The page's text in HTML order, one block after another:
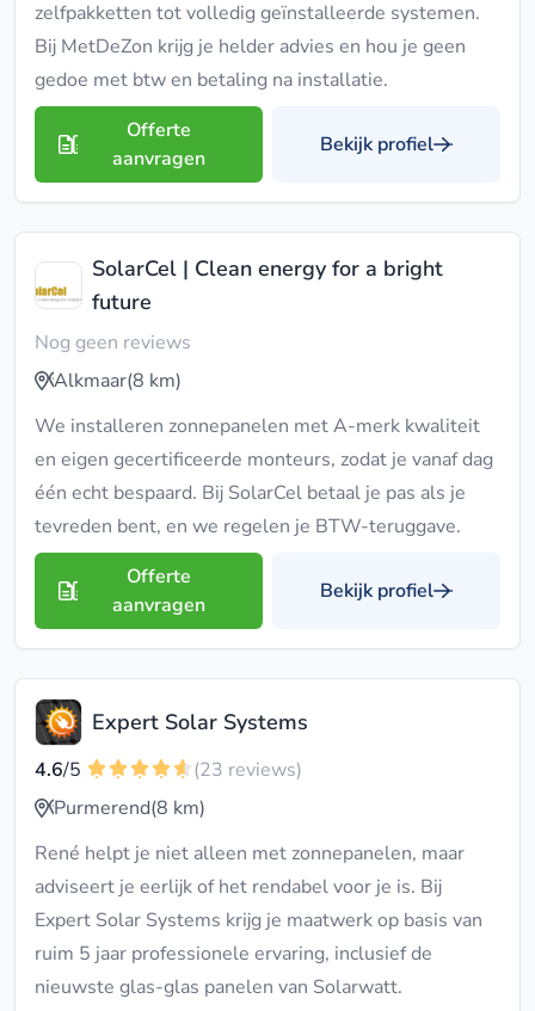
zelfpakketten tot volledig geïnstalleerde systemen.
Bij MetDeZon krijg je helder advies en hou je geen
gedoe met btw en betaling na installatie.
Offerte
aanvragen
Bekijk profiel
SolarCel | Clean energy for a bright
future
Nog geen reviews
Alkmaar(8 km)
We installeren zonnepanelen met A-merk kwaliteit
en eigen gecertificeerde monteurs, zodat je vanaf dag
één echt bespaard. Bij SolarCel betaal je pas als je
tevreden bent, en we regelen je BTW-teruggave.
Offerte
aanvragen
Bekijk profiel
Expert Solar Systems
4.6/5
(23 reviews)
Purmerend(8 km)
René helpt je niet alleen met zonnepanelen, maar
adviseert je eerlijk of het rendabel voor je is. Bij
Expert Solar Systems krijg je maatwerk op basis van
ruim 5 jaar professionele ervaring, inclusief de
nieuwste glas-glas panelen van Solarwatt.